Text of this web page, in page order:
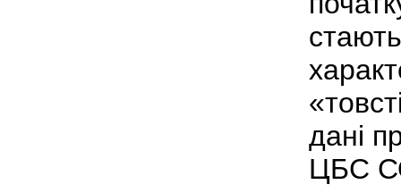
дані
ЦБС